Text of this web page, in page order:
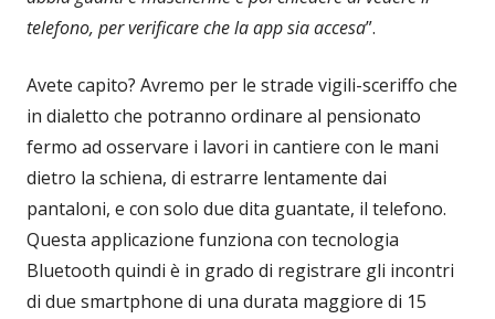
telefono, per verificare che la app sia accesa”.
Avete capito? Avremo per le strade vigili-sceriffo che
in dialetto che potranno ordinare al pensionato
fermo ad osservare i lavori in cantiere con le mani
dietro la schiena, di estrarre lentamente dai
pantaloni, e con solo due dita guantate, il telefono.
Questa applicazione funziona con tecnologia
Bluetooth quindi è in grado di registrare gli incontri
di due smartphone di una durata maggiore di 15